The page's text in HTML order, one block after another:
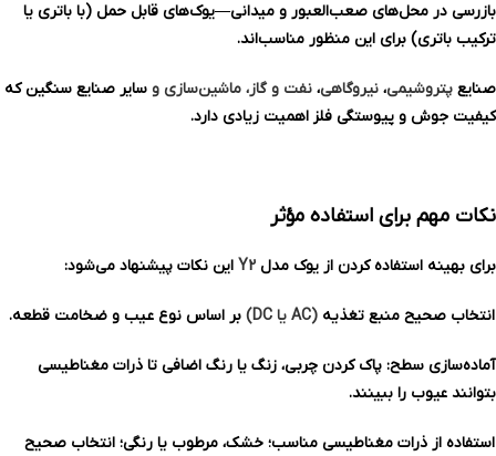
بازرسی در محل‌های صعب‌العبور و میدانی—یوک‌های قابل حمل (با باتری یا
ترکیب باتری) برای این منظور مناسب‌اند.
صنایع پتروشیمی، نیروگاهی، نفت و گاز، ماشین‌سازی و سایر صنایع سنگین که
کیفیت جوش و پیوستگی فلز اهمیت زیادی دارد.
نکات مهم برای استفاده مؤثر
برای بهینه استفاده کردن از یوک مدل Y2 این نکات پیشنهاد می‌شود:
انتخاب صحیح منبع تغذیه (AC یا DC) بر اساس نوع عیب و ضخامت قطعه.
آماده‌سازی سطح: پاک کردن چربی، زنگ یا رنگ اضافی تا ذرات مغناطیسی
بتوانند عیوب را ببینند.
استفاده از ذرات مغناطیسی مناسب؛ خشک، مرطوب یا رنگی؛ انتخاب صحیح